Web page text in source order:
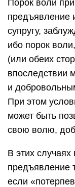
Порок воли
предъявление
супругу,
ибо порок
(или обеих
впоследствии
и
При этом
может быть
свою волю,
В этих случаях
предъявление
если